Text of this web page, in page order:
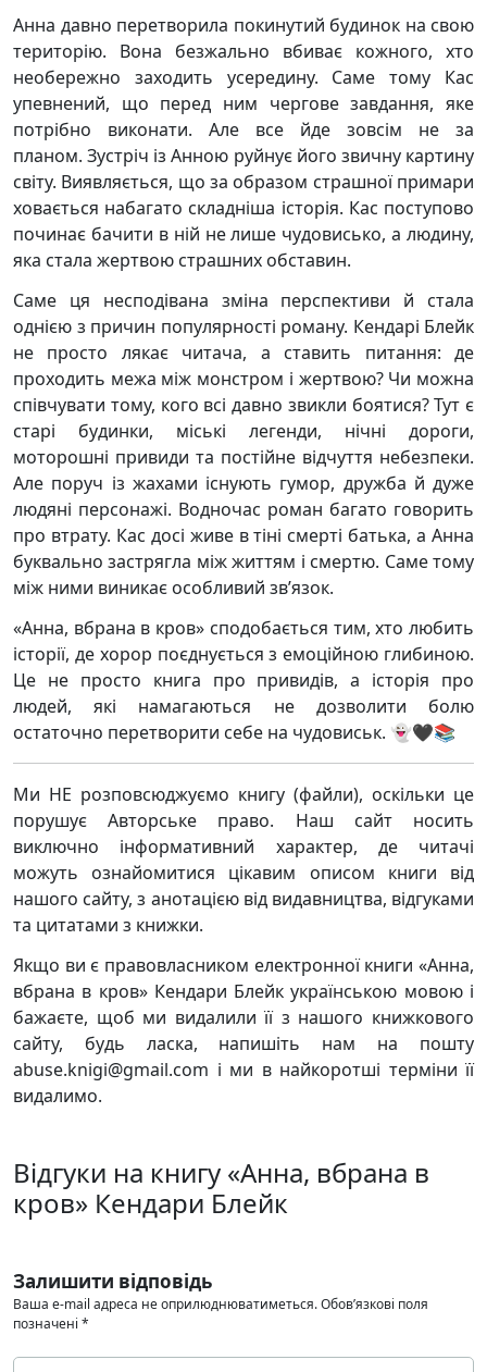
Анна давно перетворила покинутий будинок на свою
територію. Вона безжально вбиває кожного, хто
необережно заходить усередину. Саме тому Кас
упевнений, що перед ним чергове завдання, яке
потрібно виконати. Але все йде зовсім не за
планом. Зустріч із Анною руйнує його звичну картину
світу. Виявляється, що за образом страшної примари
ховається набагато складніша історія. Кас поступово
починає бачити в ній не лише чудовисько, а людину,
яка стала жертвою страшних обставин.
Саме ця несподівана зміна перспективи й стала
однією з причин популярності роману. Кендарі Блейк
не просто лякає читача, а ставить питання: де
проходить межа між монстром і жертвою? Чи можна
співчувати тому, кого всі давно звикли боятися? Тут є
старі будинки, міські легенди, нічні дороги,
моторошні привиди та постійне відчуття небезпеки.
Але поруч із жахами існують гумор, дружба й дуже
людяні персонажі. Водночас роман багато говорить
про втрату. Кас досі живе в тіні смерті батька, а Анна
буквально застрягла між життям і смертю. Саме тому
між ними виникає особливий зв’язок.
«Анна, вбрана в кров» сподобається тим, хто любить
історії, де хорор поєднується з емоційною глибиною.
Це не просто книга про привидів, а історія про
людей, які намагаються не дозволити болю
остаточно перетворити себе на чудовиськ. 👻🖤📚
Ми НЕ розповсюджуємо книгу (файли), оскільки це
порушує Авторське право. Наш сайт носить
виключно інформативний характер, де читачі
можуть ознайомитися цікавим описом книги від
нашого сайту, з анотацією від видавництва, відгуками
та цитатами з книжки.
Якщо ви є правовласником електронної книги «Анна,
вбрана в кров» Кендари Блейк українською мовою і
бажаєте, щоб ми видалили її з нашого книжкового
сайту, будь ласка, напишіть нам на пошту
abuse.knigi@gmail.com і ми в найкоротші терміни її
видалимо.
Відгуки на книгу «Анна, вбрана в
кров» Кендари Блейк
Залишити відповідь
Ваша e-mail адреса не оприлюднюватиметься.Обов’язкові поля
позначені *